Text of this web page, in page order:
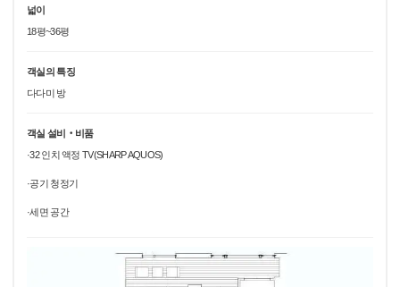
넓이
18평~36평
객실의 특징
다다미 방
객실 설비‧비품
·32 인치 액정 TV(SHARP AQUOS)
·공기 청정기
·세면 공간